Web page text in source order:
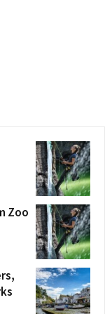
Zoo